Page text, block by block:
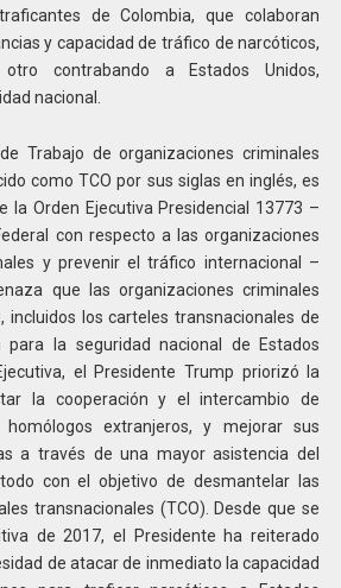
de Colombia, que colaboran
y capacidad de tráfico de narcóticos,
contrabando a Estados Unidos,
nacional.
de organizaciones criminales
como TCO por sus siglas en inglés, es
la Orden Ejecutiva Presidencial 13773 –
con respecto a las organizaciones
y prevenir el tráfico internacional –
que las organizaciones criminales
incluidos los carteles transnacionales de
para la seguridad nacional de Estados
el Presidente Trump priorizó la
la cooperación y el intercambio de
extranjeros, y mejorar sus
a través de una mayor asistencia del
con el objetivo de desmantelar las
transnacionales (TCO). Desde que se
de 2017, el Presidente ha reiterado
de atacar de inmediato la capacidad